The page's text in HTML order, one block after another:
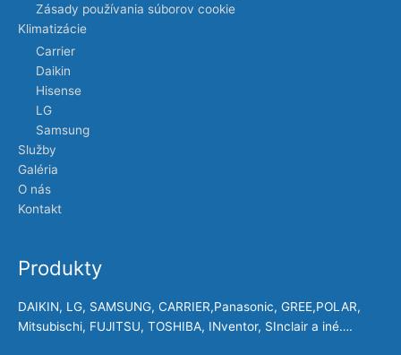
Zásady používania súborov cookie
Klimatizácie
Carrier
Daikin
Hisense
LG
Samsung
Služby
Galéria
O nás
Kontakt
Produkty
DAIKIN, LG, SAMSUNG, CARRIER,Panasonic, GREE,POLAR,
Mitsubischi, FUJITSU, TOSHIBA, INventor, SInclair a iné….